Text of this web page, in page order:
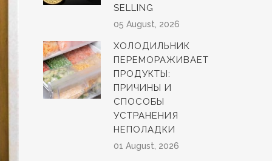
SELLING
05 August, 2026
ХОЛОДИЛЬНИК
ПЕРЕМОРАЖИВАЕТ
ПРОДУКТЫ:
ПРИЧИНЫ И
СПОСОБЫ
УСТРАНЕНИЯ
НЕПОЛАДКИ
01 August, 2026